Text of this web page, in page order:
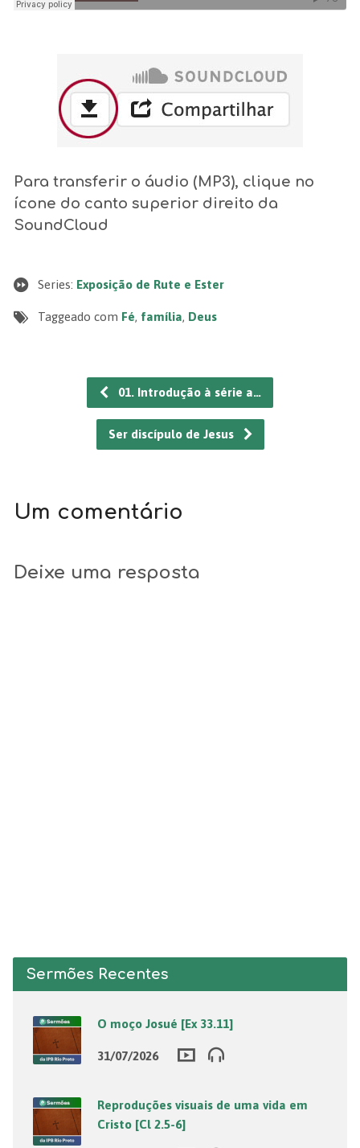
Para transferir o áudio (MP3), clique no
ícone do canto superior direito da
SoundCloud
Series: Exposição de Rute e Ester
Taggeado com Fé, família, Deus
01. Introdução à série a…
Ser discípulo de Jesus
Um comentário
Deixe uma resposta
Sermões Recentes
O moço Josué [Ex 33.11]
31/07/2026
Reproduções visuais de uma vida em
Cristo [Cl 2.5-6]